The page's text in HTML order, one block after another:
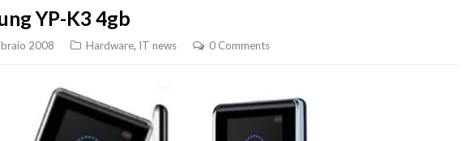
YP-K3 4gb
2008 Hardware, IT news 0 Comments